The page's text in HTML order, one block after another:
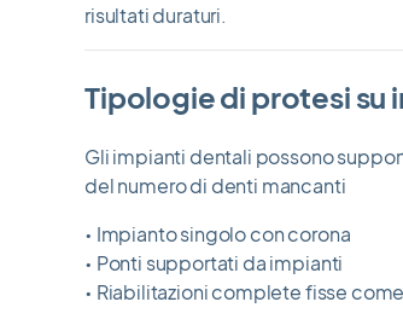
risultati duraturi.
Tipologie di protesi su
Gli impianti dentali possono
del numero di denti mancanti
• Impianto singolo con corona
• Ponti supportati da impianti
• Riabilitazioni complete fisse come